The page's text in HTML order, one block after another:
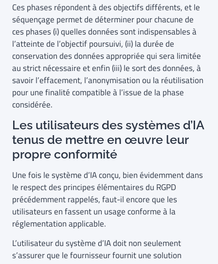
Ces phases répondent à des objectifs différents, et le
séquençage permet de déterminer pour chacune de
ces phases (i) quelles données sont indispensables à
l’atteinte de l’objectif poursuivi, (ii) la durée de
conservation des données appropriée qui sera limitée
au strict nécessaire et enfin (iii) le sort des données, à
savoir l’effacement, l’anonymisation ou la réutilisation
pour une finalité compatible à l’issue de la phase
considérée.
Les utilisateurs des systèmes d’IA
tenus de mettre en œuvre leur
propre conformité
Une fois le système d’IA conçu, bien évidemment dans
le respect des principes élémentaires du RGPD
précédemment rappelés, faut-il encore que les
utilisateurs en fassent un usage conforme à la
réglementation applicable.
L’utilisateur du système d’IA doit non seulement
s’assurer que le fournisseur fournit une solution